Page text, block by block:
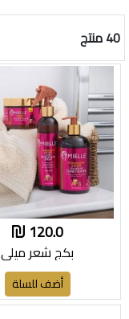
40 منتج
120.0
بكج شعر ميلي
أضف للسلة